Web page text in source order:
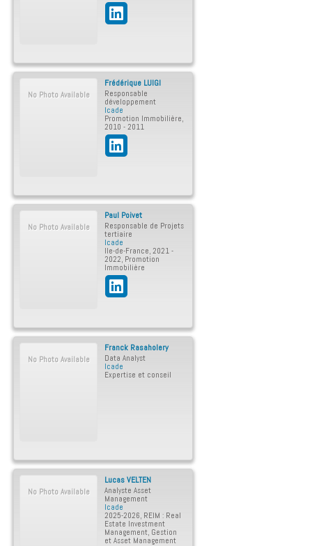
No Photo Available
Frédérique LUIGI
Responsable
développement
Icade
Promotion Immobilière,
2010 - 2011
No Photo Available
Paul Poivet
Responsable de Projets
tertiaire
Icade
Ile-de-France, 2021 -
2022, Promotion
Immobilière
No Photo Available
Franck Rasaholery
Data Analyst
Icade
Expertise et conseil
No Photo Available
LucasVELTEN
Analyste Asset
Management
Icade
2025-2026, REIM : Real
Estate Investment
Management, Gestion
et Asset Management